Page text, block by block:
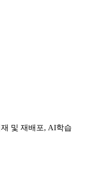
및 재배포, AI학습